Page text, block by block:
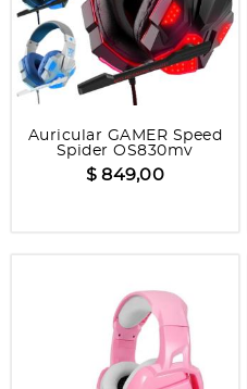
Auricular GAMER Speed
Spider OS830mv
$ 849,00